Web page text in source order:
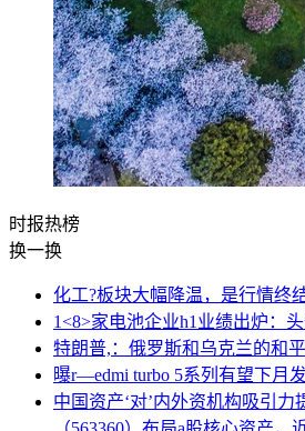
时报热榜
换一换
化工?板块大幅降温，是行情终
1<8>家电池企业h1业绩出炉：
特朗普,：俄罗斯和乌克兰的和
曝r—edmi turbo 5系列有望下月
中国资产‘对’内外资机构吸引力